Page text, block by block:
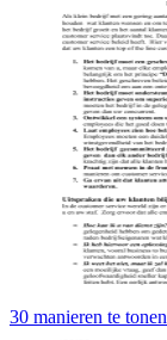
30 manieren te